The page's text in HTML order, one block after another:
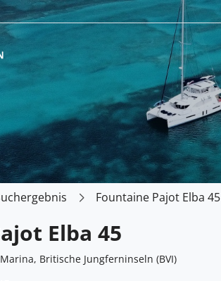
Fountaine Pajot Elba 45
Elba 45
Britische Jungferninseln (BVI)